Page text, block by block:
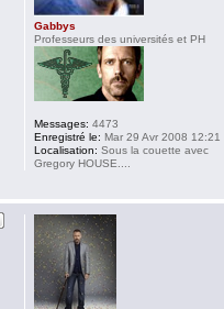
Gabbys
Professeurs des universités et PH
Messages: 4473
Enregistré le: Mar 29 Avr 2008 12:21
Localisation: Sous la couette avec
Gregory HOUSE....